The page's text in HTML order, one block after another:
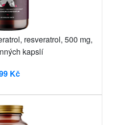
resveratrol, 500 mg,
kapslí
Kč